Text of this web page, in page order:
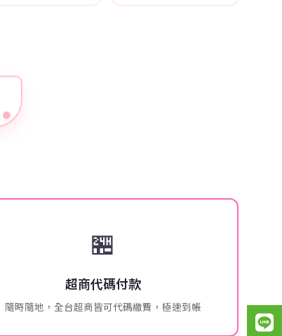
🏪
超商代碼付款
隨時隨地，全台超商皆可代碼繳費，極速到帳